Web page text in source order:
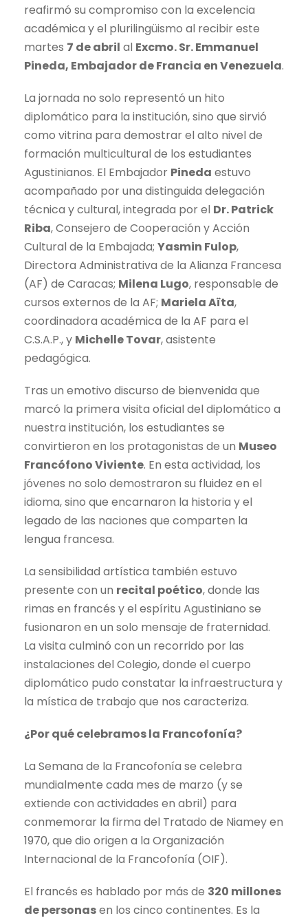
reafirmó su compromiso con la excelencia
académica y el plurilingüismo al recibir este
martes 7 de abril al Excmo. Sr. Emmanuel
Pineda, Embajador de Francia en Venezuela.
La jornada no solo representó un hito
diplomático para la institución, sino que sirvió
como vitrina para demostrar el alto nivel de
formación multicultural de los estudiantes
Agustinianos. El Embajador Pineda estuvo
acompañado por una distinguida delegación
técnica y cultural, integrada por el Dr. Patrick
Riba, Consejero de Cooperación y Acción
Cultural de la Embajada; Yasmin Fulop,
Directora Administrativa de la Alianza Francesa
(AF) de Caracas; Milena Lugo, responsable de
cursos externos de la AF; Mariela Aïta,
coordinadora académica de la AF para el
C.S.A.P., y Michelle Tovar, asistente
pedagógica.
Tras un emotivo discurso de bienvenida que
marcó la primera visita oficial del diplomático a
nuestra institución, los estudiantes se
convirtieron en los protagonistas de un Museo
Francófono Viviente. En esta actividad, los
jóvenes no solo demostraron su fluidez en el
idioma, sino que encarnaron la historia y el
legado de las naciones que comparten la
lengua francesa.
La sensibilidad artística también estuvo
presente con un recital poético, donde las
rimas en francés y el espíritu Agustiniano se
fusionaron en un solo mensaje de fraternidad.
La visita culminó con un recorrido por las
instalaciones del Colegio, donde el cuerpo
diplomático pudo constatar la infraestructura y
la mística de trabajo que nos caracteriza.
¿Por qué celebramos la Francofonía?
La Semana de la Francofonía se celebra
mundialmente cada mes de marzo (y se
extiende con actividades en abril) para
conmemorar la firma del Tratado de Niamey en
1970, que dio origen a la Organización
Internacional de la Francofonía (OIF).
El francés es hablado por más de 320 millones
de personasen los cinco continentes. Es la